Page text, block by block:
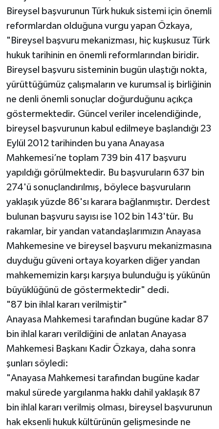
Bireysel başvurunun Türk hukuk sistemi için önemli
reformlardan olduğuna vurgu yapan Özkaya,
"Bireysel başvuru mekanizması, hiç kuşkusuz Türk
hukuk tarihinin en önemli reformlarından biridir.
Bireysel başvuru sisteminin bugün ulaştığı nokta,
yürüttüğümüz çalışmaların ve kurumsal iş birliğinin
ne denli önemli sonuçlar doğurduğunu açıkça
göstermektedir. Güncel veriler incelendiğinde,
bireysel başvurunun kabul edilmeye başlandığı 23
Eylül 2012 tarihinden bu yana Anayasa
Mahkemesi’ne toplam 739 bin 417 başvuru
yapıldığı görülmektedir. Bu başvuruların 637 bin
274'ü sonuçlandırılmış, böylece başvuruların
yaklaşık yüzde 86'sı karara bağlanmıştır. Derdest
bulunan başvuru sayısı ise 102 bin 143'tür. Bu
rakamlar, bir yandan vatandaşlarımızın Anayasa
Mahkemesine ve bireysel başvuru mekanizmasına
duyduğu güveni ortaya koyarken diğer yandan
mahkememizin karşı karşıya bulunduğu iş yükünün
büyüklüğünü de göstermektedir" dedi.
"87 bin ihlal kararı verilmiştir"
Anayasa Mahkemesi tarafından bugüne kadar 87
bin ihlal kararı verildiğini de anlatan Anayasa
Mahkemesi Başkanı Kadir Özkaya, daha sonra
şunları söyledi:
"Anayasa Mahkemesi tarafından bugüne kadar
makul sürede yargılanma hakkı dahil yaklaşık 87
bin ihlal kararı verilmiş olması, bireysel başvurunun
hak eksenli hukuk kültürünün gelişmesinde ne